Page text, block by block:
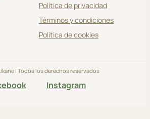
Política de privacidad
Términos y condiciones
Politica de cookies
| Todos los derechos reservados
Instagram